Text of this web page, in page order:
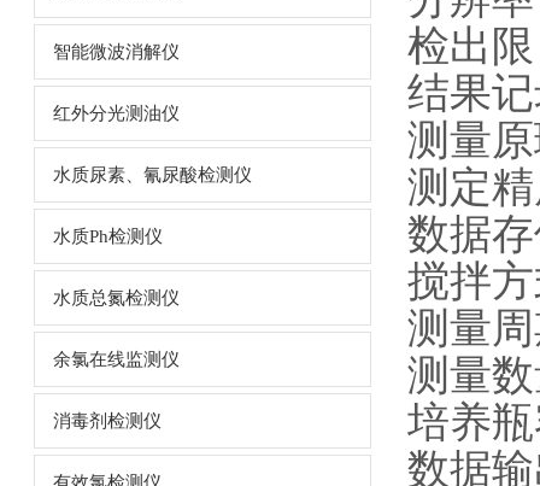
智能微波消解仪
红外分光测油仪
水质尿素、氰尿酸检测仪
水质Ph检测仪
水质总氮检测仪
余氯在线监测仪
消毒剂检测仪
检出
结果
测量
测定
数据
搅拌
测量
测量
培养
数据